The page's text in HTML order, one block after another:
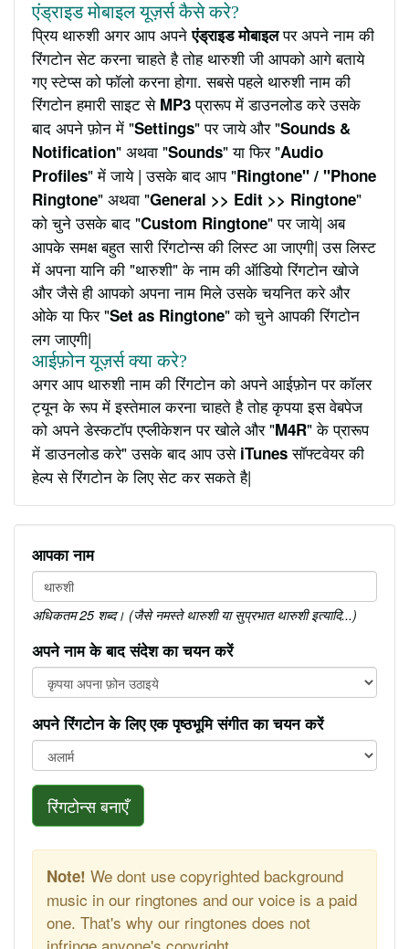
एंड्राइड मोबाइल यूज़र्स कैसे करे?
प्रिय थारुशी अगर आप अपनेएंड्राइड मोबाइलपर अपने नाम की
रिंगटोन सेट करना चाहते है तोह थारुशी जी आपको आगे बताये
गए स्टेप्स को फॉलो करना होगा. सबसे पहले थारुशी नाम की
रिंगटोन हमारी साइट से MP3प्रारूप में डाउनलोड करे उसके
बाद अपने फ़ोन में "Settings" पर जाये और "Sounds &
Notification" अथवा "Sounds" या फिर "Audio
Profiles" में जाये | उसके बाद आप "Ringtone" / "Phone
Ringtone" अथवा "General >> Edit >> Ringtone"
को चुने उसके बाद "Custom Ringtone" पर जाये| अब
आपके समक्ष बहुत सारी रिंगटोन्स की लिस्ट आ जाएगी| उस लिस्ट
में अपना यानि की "थारुशी" के नाम की ऑडियो रिंगटोन खोजे
और जैसे ही आपको अपना नाम मिले उसके चयनित करे और
ओके या फिर "Set as Ringtone" को चुने आपकी रिंगटोन
लग जाएगी|
आईफ़ोन यूज़र्स क्या करे?
अगर आप थारुशी नाम की रिंगटोन को अपने आईफ़ोन पर कॉलर
ट्यून के रूप में इस्तेमाल करना चाहते है तोह कृपया इस वेबपेज
को अपने डेस्कटॉप एप्लीकेशन पर खोले और "M4R" के प्रारूप
में डाउनलोड करे" उसके बाद आप उसे iTunesसॉफ्टवेयर की
हेल्प से रिंगटोन के लिए सेट कर सकते है|
आपका नाम
अधिकतम 25 शब्द। (जैसे नमस्ते थारुशी या सुप्रभात थारुशी इत्यादि...)
अपने नाम के बाद संदेश का चयन करें
अपने रिंगटोन के लिए एक पृष्ठभूमि संगीत का चयन करें
रिंगटोन्स बनाएँ
Note! We dont use copyrighted background
music in our ringtones and our voice is a paid
one. That's why our ringtones does not
infringe anyone's copyright.